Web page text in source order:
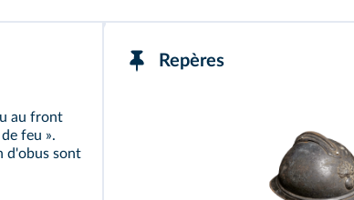
au front
feu ».
d'obus sont
Repères